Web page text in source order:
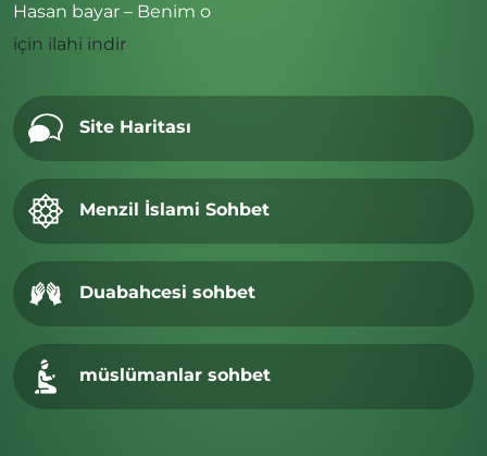
Hasan bayar – Benim o
için ilahi indir
Site Haritası
Menzil İslami Sohbet
Duabahcesi sohbet
müslümanlar sohbet